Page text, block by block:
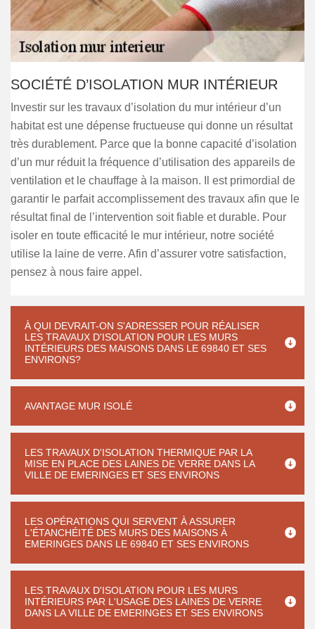
SOCIÉTÉ D’ISOLATION MUR INTÉRIEUR
Investir sur les travaux d’isolation du mur intérieur d’un
habitat est une dépense fructueuse qui donne un résultat
très durablement. Parce que la bonne capacité d’isolation
d’un mur réduit la fréquence d’utilisation des appareils de
ventilation et le chauffage à la maison. Il est primordial de
garantir le parfait accomplissement des travaux afin que le
résultat final de l’intervention soit fiable et durable. Pour
isoler en toute efficacité le mur intérieur, notre société
utilise la laine de verre. Afin d’assurer votre satisfaction,
pensez à nous faire appel.
À QUI DEVRAIT-ON S'ADRESSER POUR RÉALISER
LES TRAVAUX D'ISOLATION POUR LES MURS
INTÉRIEURS DES MAISONS DANS LE 69840 ET SES
ENVIRONS?
AVANTAGE MUR ISOLÉ
LES TRAVAUX D'ISOLATION THERMIQUE PAR LA
MISE EN PLACE DES LAINES DE VERRE DANS LA
VILLE DE EMERINGES ET SES ENVIRONS
LES OPÉRATIONS QUI SERVENT À ASSURER
L'ÉTANCHÉITÉ DES MURS DES MAISONS À
EMERINGES DANS LE 69840 ET SES ENVIRONS
LES TRAVAUX D'ISOLATION POUR LES MURS
INTÉRIEURS PAR L'USAGE DES LAINES DE VERRE
DANS LA VILLE DE EMERINGES ET SES ENVIRONS